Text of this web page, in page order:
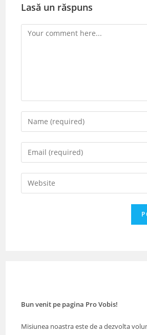
Lasă un răspuns
Comment
Enter
your
name
comment
Enter
your
email
address
Enter
your
Bun venit pe pagina Pro Vobis!
Misiunea noastra este de a dezvolta